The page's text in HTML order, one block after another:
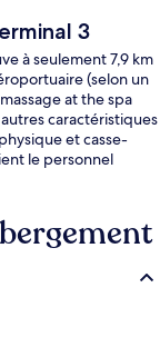
3
à seulement 7,9 km
(selon un
at the spa
caractéristiques
et casse-
le personnel